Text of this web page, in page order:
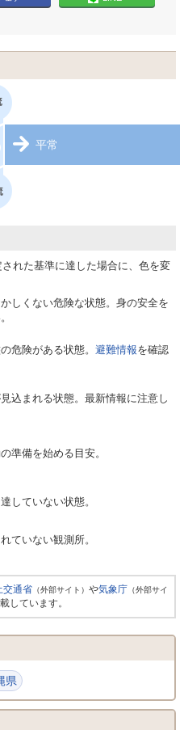
平常
れた基準に達した場合に、色を変
しくない危険な状態。身の安全を
危険がある状態。 避難情報を確認
込まれる状態。最新情報に注意し
準備を始める目安。
していない状態。
ていない観測所。
交通省 （外部サイト） や気象庁 （外部サイ
しています。
県